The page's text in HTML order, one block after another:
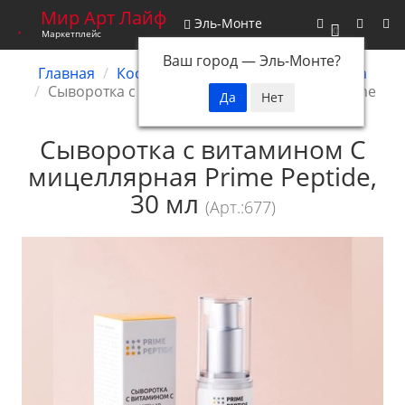
0
Мир Арт Лайф
Маркетплейс
Эль-Монте
Ваш город —Эль-Монте?
Главная Косметика
Пептидная косметика
Сыворотка с витамином С мицеллярная Prime
Peptide, 30 мл
Сыворотка с витамином С
мицеллярная Prime Peptide,
30 мл (Арт.:677)